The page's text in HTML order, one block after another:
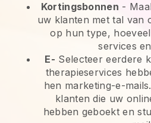
Kortingsbonnen -
uw klanten met tal van
op hun type,
services
E- Selecteer eerdere
therapieservices
hen marketing-e-mails.
klanten die uw
hebben geboekt en